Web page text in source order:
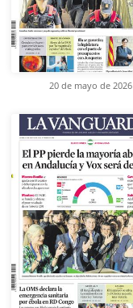
20 de mayo de 2026